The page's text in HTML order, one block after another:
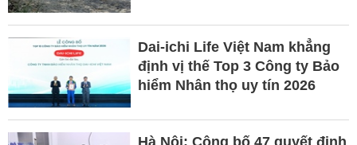
Dai-ichi Life Việt Nam khẳng
định vị thế Top 3 Công ty Bảo
hiểm Nhân thọ uy tín 2026